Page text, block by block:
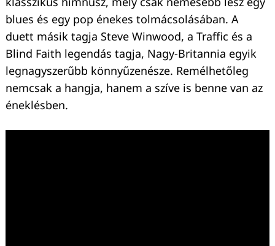
blues és egy pop énekes tolmácsolásában. A
duett másik tagja Steve Winwood, a Traffic és a
Blind Faith legendás tagja, Nagy-Britannia egyik
legnagyszerűbb könnyűzenésze. Remélhetőleg
nemcsak a hangja, hanem a szíve is benne van az
éneklésben.